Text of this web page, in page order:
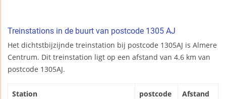
Treinstations in de buurt van postcode 1305 AJ
Het dichtstbijzijnde treinstation bij postcode 1305AJ is Almere
Centrum. Dit treinstation ligt op een afstand van 4.6 km van
postcode 1305AJ.
Station postcode Afstand